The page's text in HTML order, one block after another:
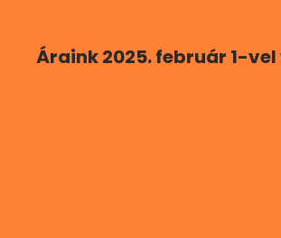
Áraink 2025. február 1-